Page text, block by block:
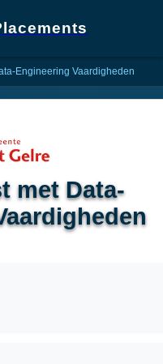
Engineering Vaardigheden
met Data-